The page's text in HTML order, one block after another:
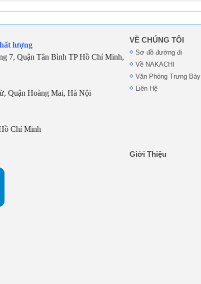
lượng
7, Quận Tân Bình TP Hồ Chí Minh,
Quận Hoàng Mai, Hà Nội
Chí Minh
VỀ CHÚNG TÔI
Sơ đồ đường đi
Về NAKACHI
Văn Phòng Trưng Bày
Liên Hệ
Giới Thiệu